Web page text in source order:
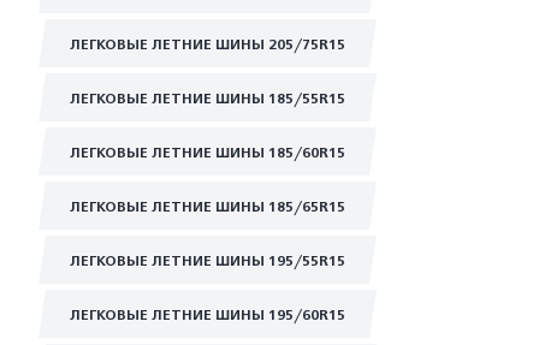
ЛЕГКОВЫЕ ЛЕТНИЕ ШИНЫ 205/75R15
ЛЕГКОВЫЕ ЛЕТНИЕ ШИНЫ 185/55R15
ЛЕГКОВЫЕ ЛЕТНИЕ ШИНЫ 185/60R15
ЛЕГКОВЫЕ ЛЕТНИЕ ШИНЫ 185/65R15
ЛЕГКОВЫЕ ЛЕТНИЕ ШИНЫ 195/55R15
ЛЕГКОВЫЕ ЛЕТНИЕ ШИНЫ 195/60R15